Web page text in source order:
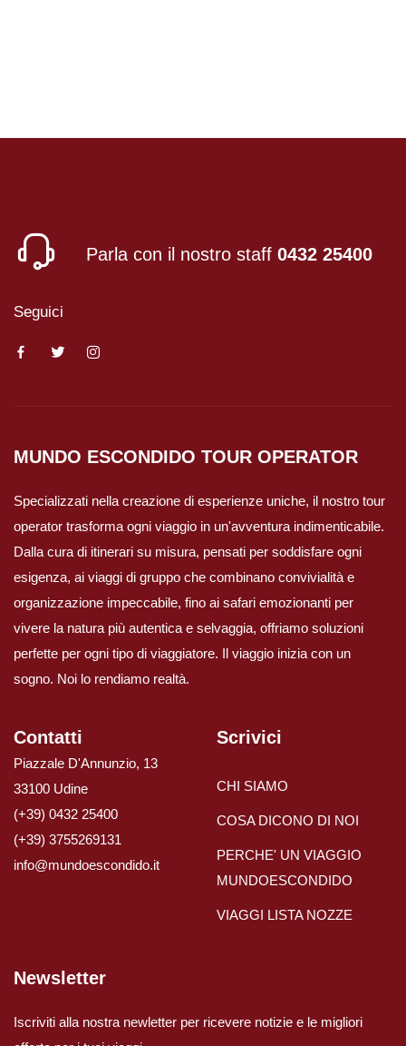
Parla con il nostro staff 0432 25400
Seguici
MUNDO ESCONDIDO TOUR OPERATOR
Specializzati nella creazione di esperienze uniche, il nostro tour
operator trasforma ogni viaggio in un'avventura indimenticabile.
Dalla cura di itinerari su misura, pensati per soddisfare ogni
esigenza, ai viaggi di gruppo che combinano convivialità e
organizzazione impeccabile, fino ai safari emozionanti per
vivere la natura più autentica e selvaggia, offriamo soluzioni
perfette per ogni tipo di viaggiatore. Il viaggio inizia con un
sogno. Noi lo rendiamo realtà.
Contatti
Piazzale D'Annunzio, 13
33100 Udine
(+39) 0432 25400
(+39) 3755269131
info@mundoescondido.it
Scrivici
CHI SIAMO
COSA DICONO DI NOI
PERCHE' UN VIAGGIO
MUNDOESCONDIDO
VIAGGI LISTA NOZZE
Newsletter
Iscriviti alla nostra newletter per ricevere notizie e le migliori